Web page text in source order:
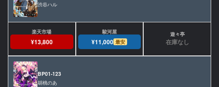
渋谷ハル
¥13,800 ¥11,000 最安 在庫なし
BP01-123
胡桃のあ